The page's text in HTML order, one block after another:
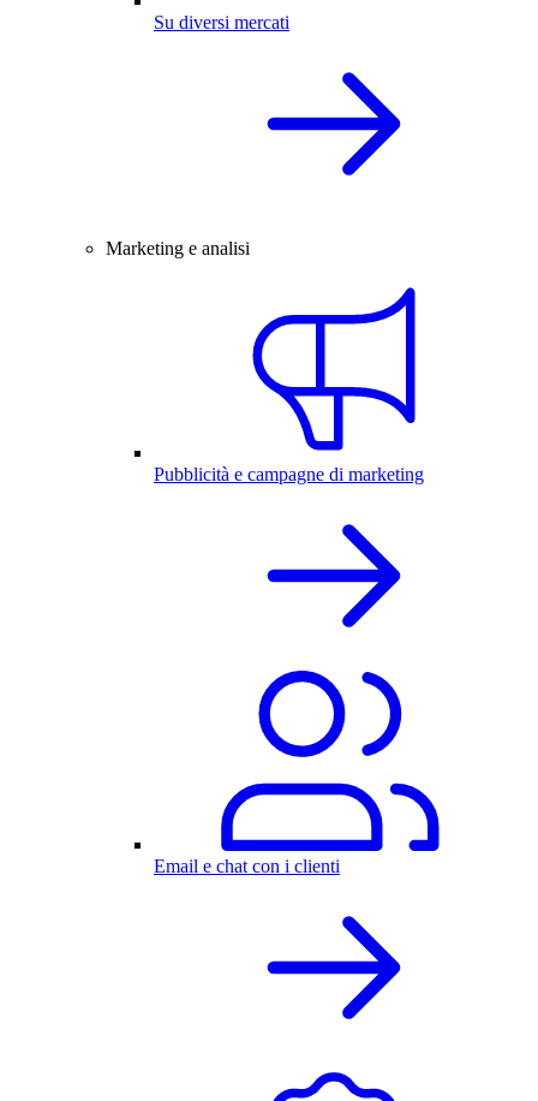
Su diversi mercati
Marketing e analisi
Pubblicità e campagne di marketing
Email e chat con i clienti